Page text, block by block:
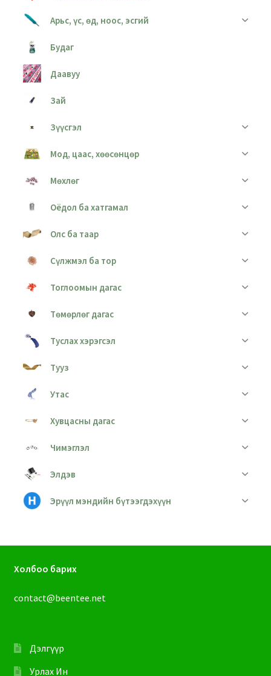
Арьс, үс, өд, ноос, эсгий
Будаг
Даавуу
Зай
Зүүсгэл
Мод, цаас, хөөсөнцөр
Мөхлөг
Оёдол ба хатгамал
Олс ба таар
Сүлжмэл ба тор
Тоглоомын дагас
Төмөрлөг дагас
Туслах хэрэгсэл
Тууз
Утас
Хувцасны дагас
Чимэглэл
Элдэв
Эрүүл мэндийн бүтээгдэхүүн
Холбоо барих
contact@beentee.net
Дэлгүүр
Урлах Ин